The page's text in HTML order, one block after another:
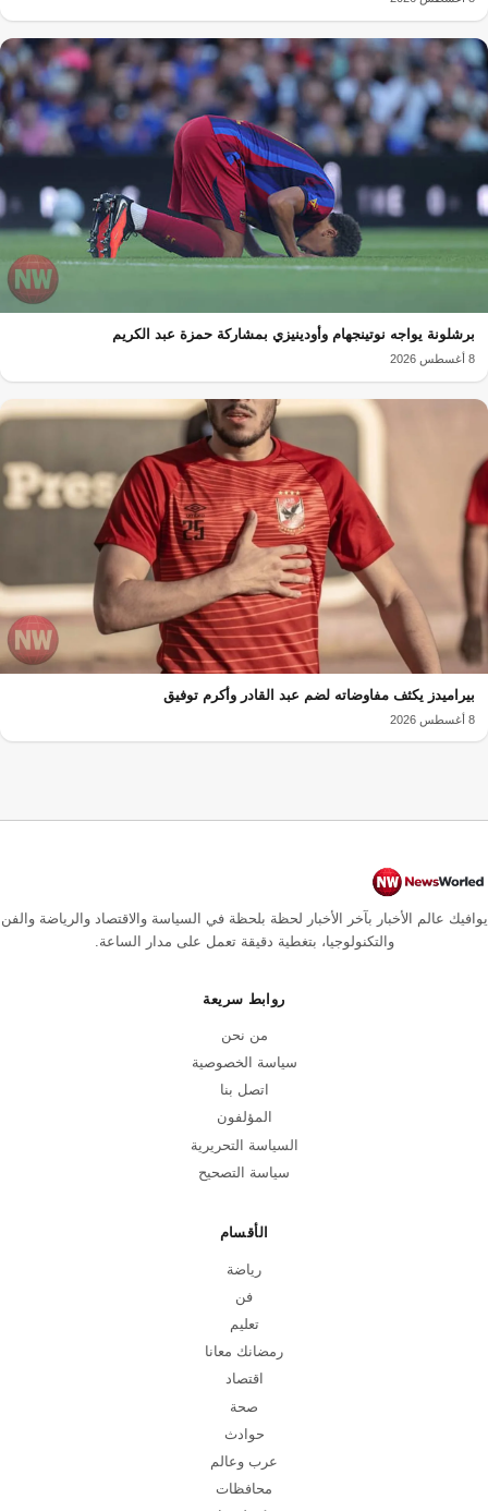
برشلونة يواجه نوتينجهام وأودينيزي بمشاركة حمزة عبد الكريم
8 أغسطس 2026
بيراميدز يكثف مفاوضاته لضم عبد القادر وأكرم توفيق
8 أغسطس 2026
يوافيك عالم الأخبار بآخر الأخبار لحظة بلحظة في السياسة والاقتصاد والرياضة والفن
والتكنولوجيا، بتغطية دقيقة تعمل على مدار الساعة.
روابط سريعة
من نحن
سياسة الخصوصية
اتصل بنا
المؤلفون
السياسة التحريرية
سياسة التصحيح
الأقسام
رياضة
فن
تعليم
رمضانك معانا
اقتصاد
صحة
حوادث
عرب وعالم
محافظات